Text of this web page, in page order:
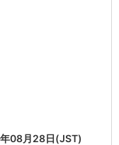
08月28日(JST)